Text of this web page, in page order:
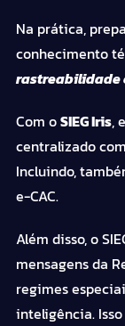
Na prática,
conhecimento
rastreabilidade
Com oSIEG Iris,
centralizado
Incluindo,
e-CAC.
Além disso, o
mensagens da
regimes
inteligência.